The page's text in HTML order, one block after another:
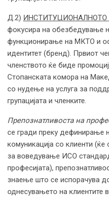
Д.2)
фокусира на обезбедување
функционирање на МКТО и
идентитет (бренд). Првиот
членството ќе биде
Стопанската комора на
со нудење на услуга за
групацијата и членките.
Препознатливоста на
се гради преку дефинирање
комуникација со клиенти
за воведување ИСО
професијата),
знаење што се испорачува
однесувањето на клиентите